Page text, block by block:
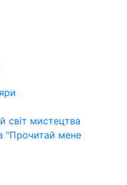
світ мистецтва
“Прочитай мене